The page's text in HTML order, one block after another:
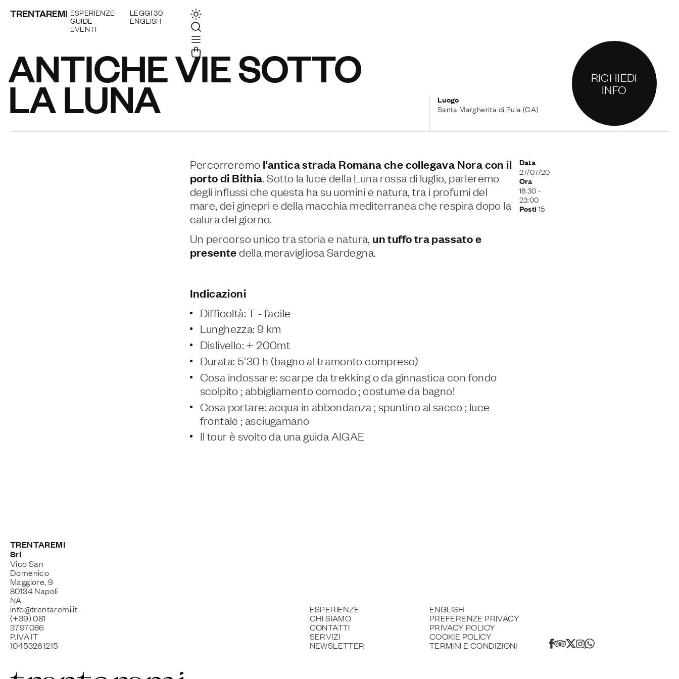
TRENTAREMI ESPERIENZE
GUIDE
EVENTI
LEGGI 30
ENGLISH
ANTICHE VIE SOTTO
LA LUNA Luogo
Santa Margherita di Pula (CA)
RICHIEDI
INFO
Percorreremo l'antica strada Romana che collegava Nora con il
porto di Bithia . Sotto la luce della Luna rossa di luglio, parleremo
degli influssi che questa ha su uomini e natura, tra i profumi del
mare, dei ginepri e della macchia mediterranea che respira dopo la
calura del giorno.
Un percorso unico tra storia e natura, un tuffo tra passato e
presentedella meravigliosa Sardegna.
Indicazioni
Difficoltà: T - facile
Lunghezza: 9 km
Dislivello: + 200mt
Durata: 5’30 h (bagno al tramonto compreso)
Cosa indossare: scarpe da trekking o da ginnastica con fondo
scolpito ; abbigliamento comodo ; costume da bagno!
Cosa portare: acqua in abbondanza ; spuntino al sacco ; luce
frontale ; asciugamano
Il tour è svolto da una guida AIGAE
Data
27/07/20
Ora
18:30 -
23:00
Posti 15
TRENTAREMI
Srl
Vico San
Domenico
Maggiore, 9
80134 Napoli
NA
info@trentaremi.it
(+39) 081
3797086
P.IVA IT
10453261215
ESPERIENZE
CHI SIAMO
CONTATTI
SERVIZI
NEWSLETTER
ENGLISH
PREFERENZE PRIVACY
PRIVACY POLICY
COOKIE POLICY
TERMINI E CONDIZIONI